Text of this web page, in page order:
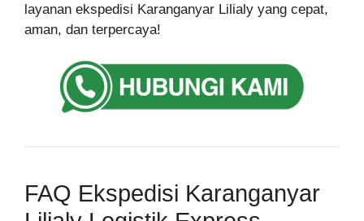
layanan ekspedisi Karanganyar Lilialy yang cepat,
aman, dan terpercaya!
FAQ Ekspedisi Karanganyar